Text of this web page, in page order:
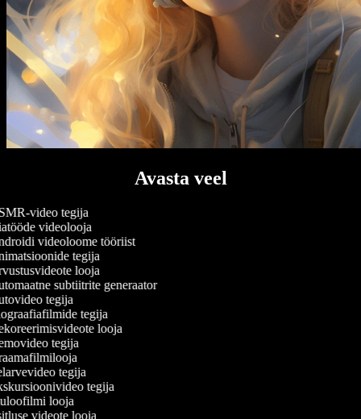
Avasta veel
video tegija
videolooja
videoloome tööriist
tegija
looja
subtiitrite generaator
tegija
tegija
looja
tegija
tegija
tegija
looja
videote looja